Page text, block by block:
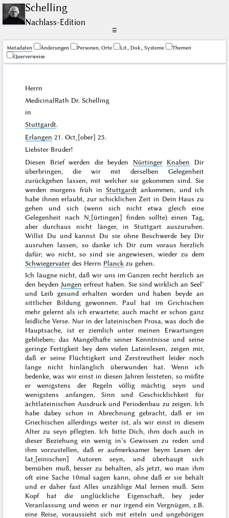
Schelling
Nachlass-Edition
☰
Me­ta­da­ten Änderungen Personen, Orte Lit., Dok., Systeme
Themen
Querverweise
Herrn
MedicinalRath Dr. Schelling
in
Stuttgardt.
Erlangen 21. Oct˖[ober] 25.
Liebster Bruder!
Diesen Brief werden die beyden Nürtinger Knaben
Dir
überbringen, die wir mit derselben Gelegenheit
zurückgehen lassen, mit welcher sie gekommen sind. Sie
werden morgens früh in Stuttgardt ankommen, und ich
habe ihnen erlaubt, zur schicklichen Zeit in Dein Haus zu
gehen und sich (wenn sich nicht etwa gleich eine
Gelegenheit nach N˖[ürtingen] finden sollte) einen Tag,
aber durchaus nicht länger, in Stuttgart auszuruhen.
Willst Du und kannst Du sie ohne Beschwerde bey Dir
ausruhen lassen, so danke ich Dir zum voraus herzlich
dafür; wo nicht, so sind sie angewiesen, wieder zu dem
Schwiegervater des Herrn Planck zu gehen.
Ich läugne nicht, daß wir uns im Ganzen recht herzlich an
den beyden Jungen erfreut haben. Sie sind wirklich an Seel’
und Leib gesund erhalten worden und haben beyde an
sittlicher Bildung gewonnen. Paul hat im Grichischen
mehr gelernt als ich erwartete; auch macht er schon ganz
leidliche Verse. Nur in der lateinischen Prosa, was doch die
Hauptsache, ist er ziemlich unter meinen Erwartungen
geblieben; das Mangelhafte seiner Kenntnisse und seine
geringe Fertigkeit bey dem vielen Lateinlesen, zeigen mir,
daß er seine Flüchtigkeit und Zerstreutheit leider noch
lange nicht hinlänglich überwunden hat. Wenn ich
bedenke, was wir einst in diesen Jahren leisteten, so müßte
er wenigstens der Regeln völlig mächtig seyn und
wenigstens anfangen, Sinn und Geschicklichkeit für
ächtlateinischen Ausdruck und Periodenbau zu zeigen. Ich
habe dabey schon in Abrechnung gebracht, daß er im
Griechischen allerdings weiter ist, als wir einst in diesem
Alter zu seyn pflegten. Ich bitte Dich, ihm doch auch in
dieser Beziehung ein wenig in’s Gewissen zu reden und
ihm vorzustellen, daß er aufmerksamer beym Lesen der
lat˖[einischen] Autoren seyn, und überhaupt sich
bemühen muß, besser zu behalten, als jetzt, wo man ihm
oft eine Sache 10mal sagen kann, ohne daß er sie behält
und er daher fast Alles unzählige Mal lernen muß. Sein
Kopf hat die unglückliche Eigenschaft, bey jeder
Veranlassung und wenn er nur irgend ein Vergnügen, z.B.
eine Reise, voraussieht sich mit eiteln und ungehörigen